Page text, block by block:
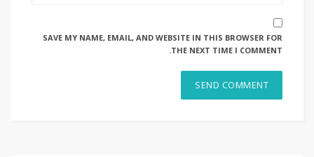
SAVE MY NAME, EMAIL, AND WEBSITE IN THIS BROWSER FOR
THE NEXT TIME I COMMENT.